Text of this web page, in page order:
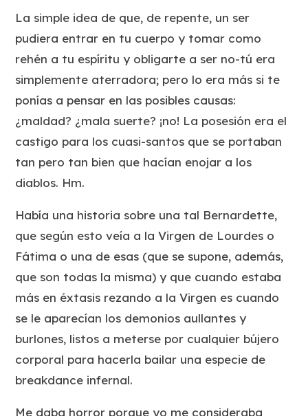
La simple idea de que, de repente, un ser
pudiera entrar en tu cuerpo y tomar como
rehén a tu espíritu y obligarte a ser no-tú era
simplemente aterradora; pero lo era más si te
ponías a pensar en las posibles causas:
¿maldad? ¿mala suerte? ¡no! La posesión era el
castigo para los cuasi-santos que se portaban
tan pero tan bien que hacían enojar a los
diablos. Hm.
Había una historia sobre una tal Bernardette,
que según esto veía a la Virgen de Lourdes o
Fátima o una de esas (que se supone, además,
que son todas la misma) y que cuando estaba
más en éxtasis rezando a la Virgen es cuando
se le aparecían los demonios aullantes y
burlones, listos a meterse por cualquier bújero
corporal para hacerla bailar una especie de
breakdance infernal.
Me daba horror porque yo me consideraba